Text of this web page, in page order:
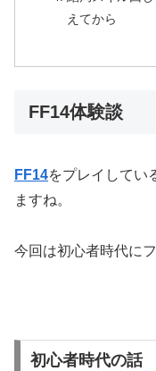
えてから
FF14体験談
FF14をプレイしてい
ますね。
今回は初心者時代に
初心者時代の話